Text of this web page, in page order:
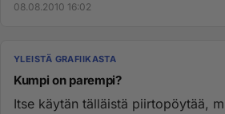
08.08.2010 16:02
YLEISTÄ GRAFIIKASTA
Kumpi on parempi?
Itse käytän tälläistä piirtopöytää,